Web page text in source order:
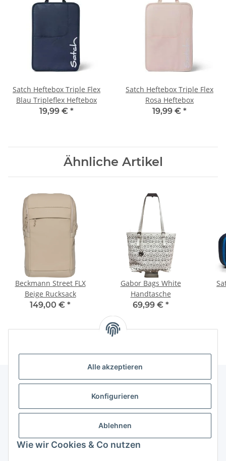
Alle akzeptieren
Konfigurieren
Ablehnen
Wie wir Cookies & Co nutzen
Satch Heftebox Triple Flex
Blau Tripleflex Heftebox
19,99 € *
Satch Heftebox Triple Flex
Rosa Heftebox
19,99 € *
Ähnliche Artikel
Beckmann Street FLX
Beige Rucksack
149,00 € *
Gabor Bags White
Handtasche
69,99 € *
Gesetzliche Informationen